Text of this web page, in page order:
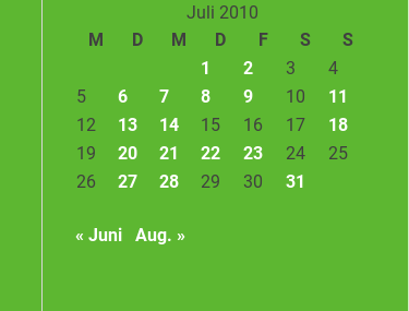
Juli 2010
M
D M D F S
S
1
2 3
4
5
6 7 8 9 10
11
12
13 14 15 16 17
18
19
20 21 22 23 24
25
26
27 28 29 30 31
« Juni Aug. »